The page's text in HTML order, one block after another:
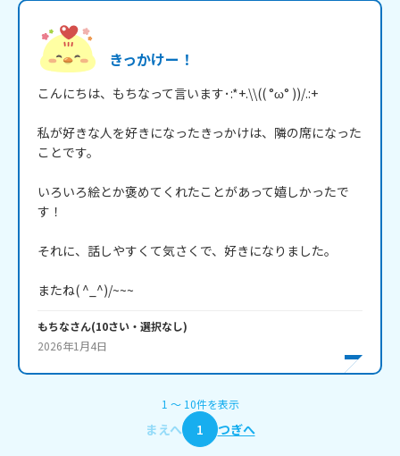
きっかけー！
こんにちは、もちなって言います･:*+.\\(( °ω° ))/.:+
私が好きな人を好きになったきっかけは、隣の席になった
ことです。
いろいろ絵とか褒めてくれたことがあって嬉しかったで
す！
それに、話しやすくて気さくで、好きになりました。
またね( ^_^)/~~~
もちなさん(10さい・ 選択なし)
2026年1月4日
1 〜 10件を表示
まえへ 1 つぎへ